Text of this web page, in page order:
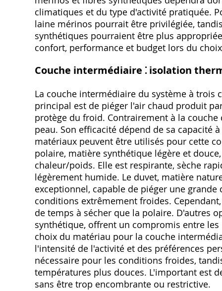
climatiques et du type d'activité pratiquée.
laine mérinos pourrait être privilégiée,
synthétiques pourraient être plus
confort, performance et budget lors du
Couche intermédiaire ⁚ isolation
La couche intermédiaire du système à trois
principal est de piéger l'air chaud produit
protège du froid. Contrairement à la
peau. Son efficacité dépend de sa capacité
matériaux peuvent être utilisés pour cette
polaire, matière synthétique légère et
chaleur/poids. Elle est respirante, sèche
légèrement humide. Le duvet, matière
exceptionnel, capable de piéger une
conditions extrêmement froides.
de temps à sécher que la polaire. D'autres
synthétique, offrent un compromis entre
choix du matériau pour la couche
l'intensité de l'activité et des préférences
nécessaire pour les conditions froides,
températures plus douces. L'important est
sans être trop encombrante ou restrictive.